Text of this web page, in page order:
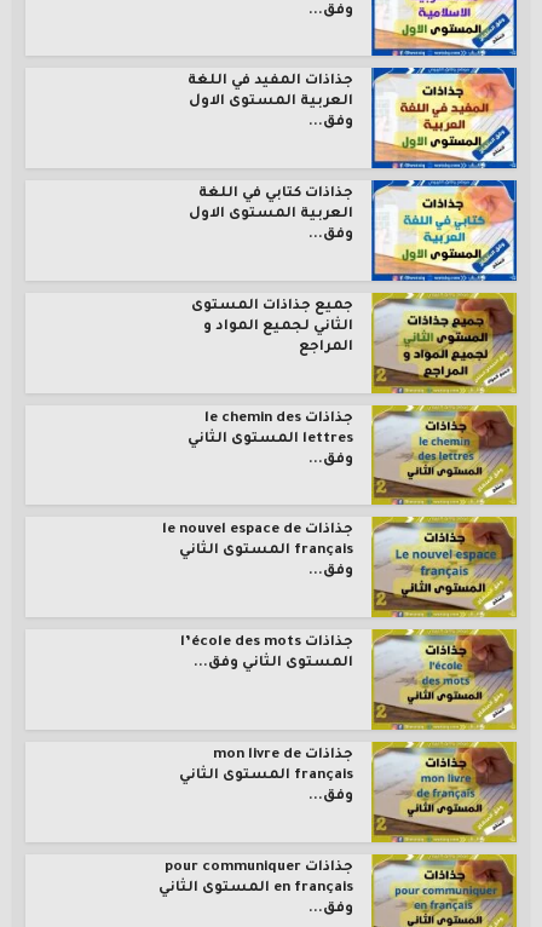
وفق...
جذاذات المفيد في اللغة
العربية المستوى الاول
وفق...
جذاذات كتابي في اللغة
العربية المستوى الاول
وفق...
جميع جذاذات المستوى
الثاني لجميع المواد و
المراجع
جذاذات le chemin des
lettres المستوى الثاني
وفق...
جذاذات le nouvel espace de
français المستوى الثاني
وفق...
جذاذات l’école des mots
المستوى الثاني وفق...
جذاذات mon livre de
français المستوى الثاني
وفق...
جذاذات pour communiquer
en français المستوى الثاني
وفق...